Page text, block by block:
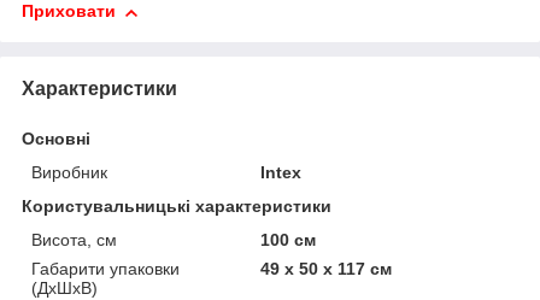
Приховати
Характеристики
Основні
Виробник
Intex
Користувальницькі характеристики
Висота, см
100 см
Габарити упаковки
(ДхШхВ)
49 x 50 x 117 см